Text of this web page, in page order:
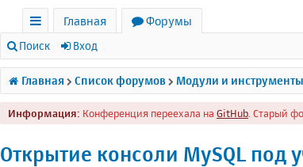
с
ы
л
к
Главная
Форумы
Поиск Вход
Главная Список форумов Модули и инструменты
Информация: Конференция переехала на GitHub . Старый
Открытие консоли MySQL под